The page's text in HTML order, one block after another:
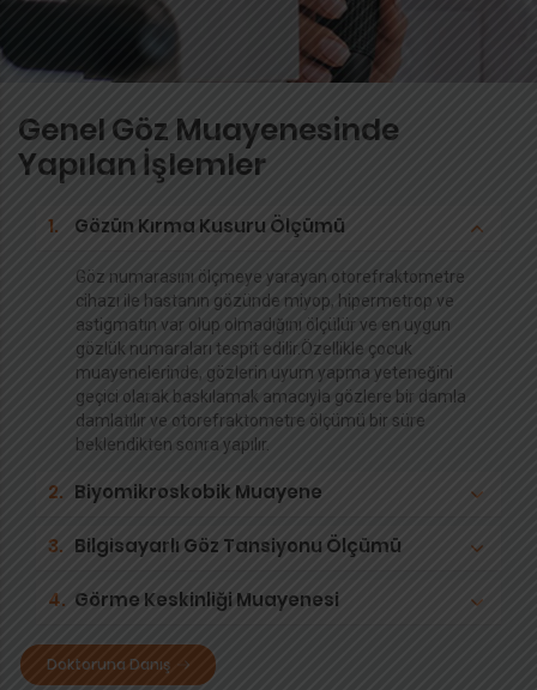
Genel Göz Muayenesinde
Yapılan İşlemler
1. Gözün Kırma Kusuru Ölçümü
Göz numarasını ölçmeye yarayan otorefraktometre
cihazı ile hastanın gözünde miyop, hipermetrop ve
astigmatın var olup olmadığını ölçülür ve en uygun
gözlük numaraları tespit edilir.Özellikle çocuk
muayenelerinde, gözlerin uyum yapma yeteneğini
geçici olarak baskılamak amacıyla gözlere bir damla
damlatılır ve otorefraktometre ölçümü bir süre
beklendikten sonra yapılır.
2. Biyomikroskobik Muayene
3. Bilgisayarlı Göz Tansiyonu Ölçümü
4. Görme Keskinliği Muayenesi
Doktoruna Danış